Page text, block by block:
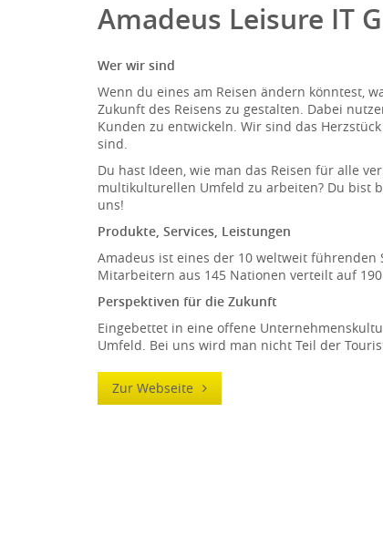
Amadeus Leisure IT
Wer wir sind
Wenn du eines am Reisen ändern könntest,
Zukunft des Reisens zu gestalten. Dabei
Kunden zu entwickeln. Wir sind das
sind.
Du hast Ideen, wie man das Reisen für alle
multikulturellen Umfeld zu arbeiten? Du bist
uns!
Produkte, Services, Leistungen
Amadeus ist eines der 10 weltweit
Mitarbeitern aus 145 Nationen verteilt auf
Perspektiven für die Zukunft
Eingebettet in eine offene
Umfeld. Bei uns wird man nicht Teil der
Zur Webseite